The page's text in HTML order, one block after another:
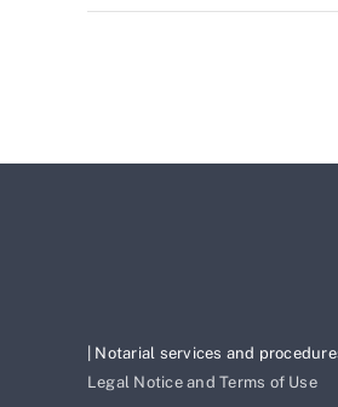
| Notarial services and
Legal Notice and Terms of Use